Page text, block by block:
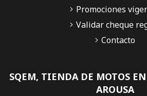
SQEM, TIENDA DE MOTOS
AROUSA
Promociones
Validar cheque
Contacto